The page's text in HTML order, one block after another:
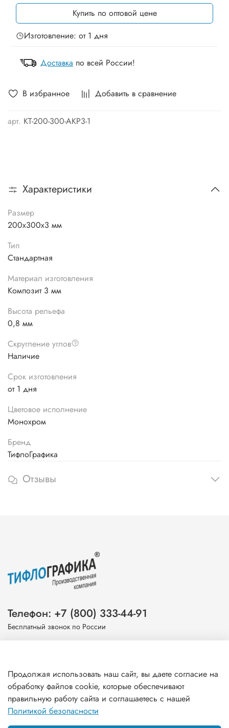
В избранное Добавить в сравнение
арт. KT-200-300-AKP3-1
Купить по оптовой цене
Изготовление: от 1 дня
Доставка по всей России!
Характеристики
Размер
200х300х3 мм
Тип
Стандартная
Материал изготовления
Композит 3 мм
Высота рельефа
0,8 мм
Скругление углов
Наличие
Срок изготовления
от 1 дня
Цветовое исполнение
Монохром
Бренд
ТифлоГрафика
Отзывы
Информация
Телефон: +7 (800) 333-44-91
Бесплатный звонок по России
Продолжая использовать наш сайт, вы даете согласие на
обработку файлов cookie, которые обеспечивают
правильную работу сайта и соглашаетесь с нашей
Политикой безопасности